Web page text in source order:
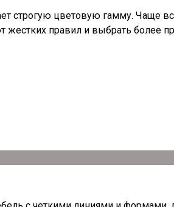
строгую цветовую гамму. Чаще
жестких правил и выбрать более